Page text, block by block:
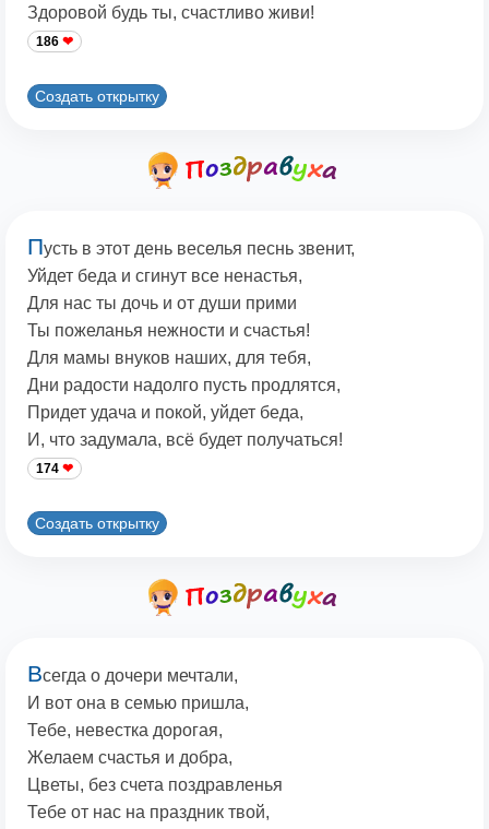
Здоровой будь ты, счастливо живи!
186
Создать открытку
Пусть в этот день веселья песнь звенит,
Уйдет беда и сгинут все ненастья,
Для нас ты дочь и от души прими
Ты пожеланья нежности и счастья!
Для мамы внуков наших, для тебя,
Дни радости надолго пусть продлятся,
Придет удача и покой, уйдет беда,
И, что задумала, всё будет получаться!
174
Создать открытку
Всегда о дочери мечтали,
И вот она в семью пришла,
Тебе, невестка дорогая,
Желаем счастья и добра,
Цветы, без счета поздравленья
Тебе от нас на праздник твой,